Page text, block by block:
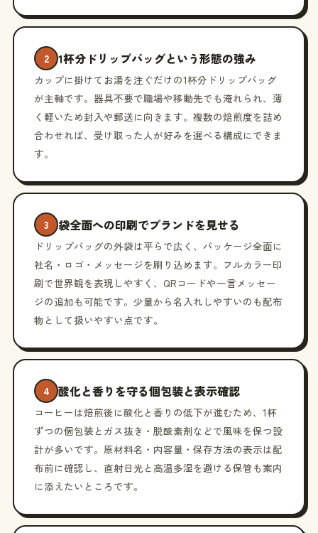
2 1杯分ドリップバッグという形態の強み
カップに掛けてお湯を注ぐだけの1杯分ドリップバッグ
が主軸です。器具不要で職場や移動先でも淹れられ、薄
く軽いため封入や郵送に向きます。複数の焙煎度を詰め
合わせれば、受け取った人が好みを選べる構成にできま
す。
3 袋全面への印刷でブランドを見せる
ドリップバッグの外袋は平らで広く、パッケージ全面に
社名・ロゴ・メッセージを刷り込めます。フルカラー印
刷で世界観を表現しやすく、QRコードや一言メッセー
ジの追加も可能です。少量から名入れしやすいのも配布
物として扱いやすい点です。
4 酸化と香りを守る個包装と表示確認
コーヒーは焙煎後に酸化と香りの低下が進むため、1杯
ずつの個包装とガス抜き・脱酸素剤などで風味を保つ設
計が多いです。原材料名・内容量・保存方法の表示は配
布前に確認し、直射日光と高温多湿を避ける保管も案内
に添えたいところです。